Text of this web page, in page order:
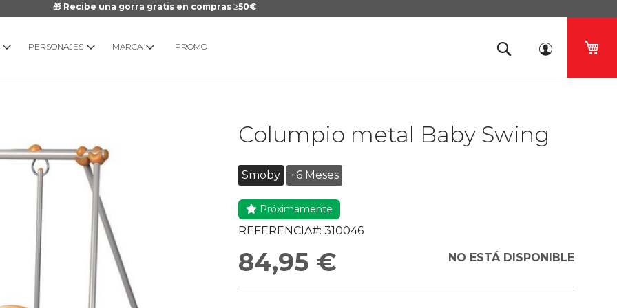
🎁 Recibe una gorra gratis en compras ≥50€
PERSONAJES MARCA PROMO
Columpio metal Baby Swing
Smoby +6 Meses
Próximamente
REFERENCIA#: 310046
84,95 € NO ESTÁ DISPONIBLE
galería
imágenes